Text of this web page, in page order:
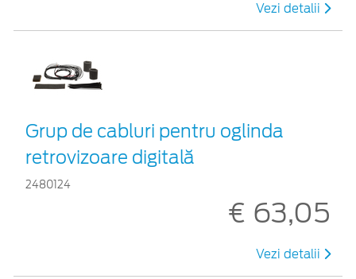
Vezi detalii
Grup de cabluri pentru oglinda
retrovizoare digitală
2480124
€ 63,05
Vezi detalii